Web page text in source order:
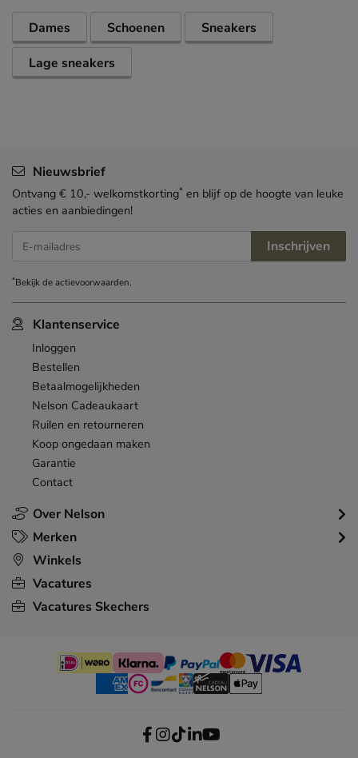
Dames Schoenen
Sneakers
Lage sneakers
Over Nelson
Klantenservice
Inloggen
Bestellen
Betaalmogelijkheden
Nelson Cadeaukaart
Ruilen en retourneren
Koop ongedaan maken
Garantie
Contact
Merken
Winkels
Vacatures
Vacatures Skechers
Nieuwsbrief
Ontvang € 10,- welkomstkorting* en blijf op de hoogte van leuke
acties en aanbiedingen!
E-mailadres Inschrijven
*Bekijk deactievoorwaarden.